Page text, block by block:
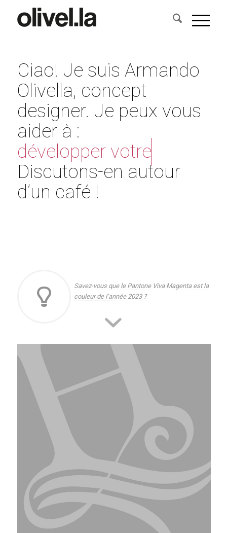
Ciao! Je suis Armando
Olivella, concept
designer. Je peux vous
aider à :
développer votre
marque...
Discutons-en autour
couleur de l’année 2023 ?